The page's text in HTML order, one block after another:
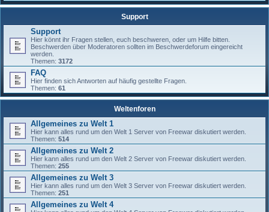
Support
Support
Hier könnt ihr Fragen stellen, euch beschweren, oder um Hilfe bitten.
Beschwerden über Moderatoren sollten im Beschwerdeforum eingereicht
werden.
Themen: 3172
FAQ
Hier finden sich Antworten auf häufig gestellte Fragen.
Themen: 61
Weltenforen
Allgemeines zu Welt 1
Hier kann alles rund um den Welt 1 Server von Freewar diskutiert werden.
Themen: 514
Allgemeines zu Welt 2
Hier kann alles rund um den Welt 2 Server von Freewar diskutiert werden.
Themen: 255
Allgemeines zu Welt 3
Hier kann alles rund um den Welt 3 Server von Freewar diskutiert werden.
Themen: 251
Allgemeines zu Welt 4